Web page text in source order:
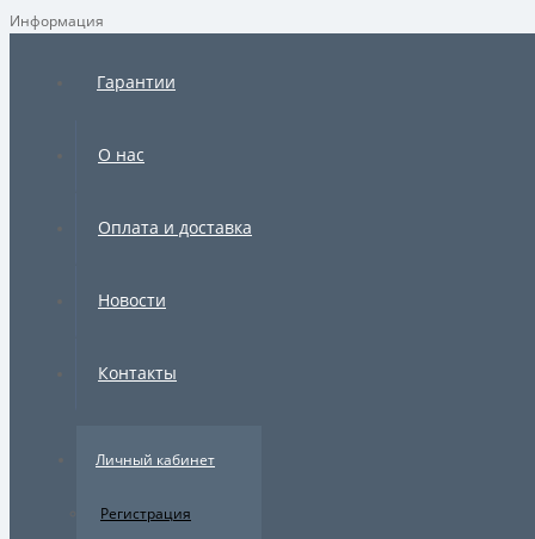
Информация ×
Гарантии
О нас
Оплата и доставка
Новости
Контакты
Личный кабинет
Регистрация